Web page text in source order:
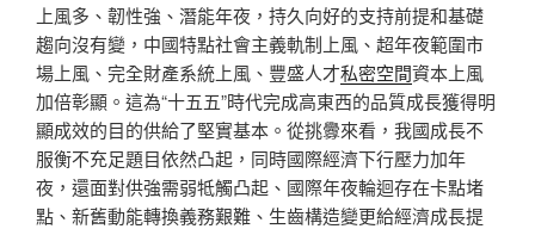
上風多、韌性強、潛能年夜，持久向好的支持前提和基礎
趨向沒有變，中國特點社會主義軌制上風、超年夜範圍市
場上風、完全財產系統上風、豐盛人才私密空間資本上風
加倍彰顯。這為“十五五”時代完成高東西的品質成長獲得明
顯成效的目的供給了堅實基本。從挑釁來看，我國成長不
服衡不充足題目依然凸起，同時國際經濟下行壓力加年
夜，還面對供強需弱牴觸凸起、國際年夜輪迴存在卡點堵
點、新舊動能轉換義務艱難、生齒構造變更給經濟成長提